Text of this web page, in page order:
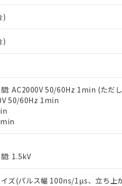
)
)
: AC2000V 50/60Hz 1min (ただ
50/60Hz 1min
: 1.5kV
イズ(パルス幅 100ns/1µs、立ち
制御機器事業取扱商品の当社在
扱商品の中には、本サービスの
価格照会結果は、記載している
た時点での実際の在庫および標
よび標準価格はお客様のお取引先
談ください。
売店や当社販売拠点は「
価格結果を当社の事前の承諾な
品リスト作成サービス）をご利
イト上で当社にご登録された部
ービスに関するお客様との取引
1000ppm以下、 カドミウム(Cd) 100ppm
) (DEHP)(別名：DOP) 1000ppm以下、フ
ついては閾値を超える意図的な使用がないこ
などにより、予定月が前後するこ
ンロード
ウンロードすることができます。
有率が中国RoHSの基準値以下で
率が中国RoHSの基準値を超えて
社販売部門へお問い合わせくださ
T26572)：
1000ppm、 Cd(カドミウム) : 100ppm、
PBBs(ポリ臭化ビフェニル類) : 1000ppm
、 DIBP(フタル酸ジイソブチル) :
ヘキシル)) : 1000ppm
質）のすべてが基準値以下である
社販売部門へお問い合わせくださ
製品のうち、外国為替および外
外への提供する場合は、日本国
をとります。
棄する場合は、完全に破砕する
たしません。
第三者に販売する場合は、上記1
および販売に係わる関係者が違
合意する
庫あり
たないが在庫あり
の在庫状況については、お客様の
また在庫状況の情報を公開してい